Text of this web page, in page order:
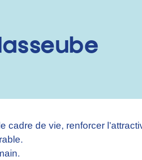
cadre de vie, renforcer